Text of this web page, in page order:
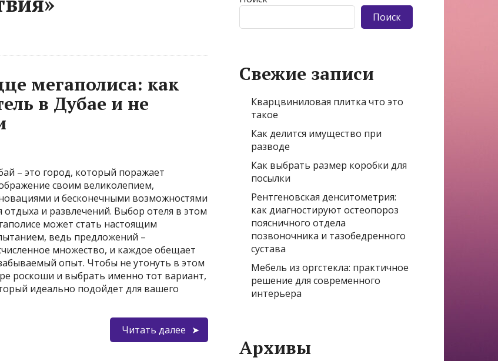
мегаполиса: как
в Дубае и не
– это город, который поражает
своим великолепием,
и бесконечными возможностями
отдыха и развлечений. Выбор отеля в этом
может стать настоящим
ведь предложений –
множество, и каждое обещает
опыт. Чтобы не утонуть в этом
роскоши и выбрать именно тот вариант,
идеально подойдет для вашего
Читать далее
Поиск
Свежие записи
Кварцвиниловая плитка что это
такое
Как делится имущество при
разводе
Как выбрать размер коробки для
посылки
Рентгеновская денситометрия:
как диагностируют остеопороз
поясничного отдела
позвоночника и тазобедренного
сустава
Мебель из оргстекла: практичное
решение для современного
интерьера
Архивы